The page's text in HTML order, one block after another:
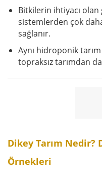
Bitkilerin ihtiyacı
sistemlerden çok
sağlanır.
Aynı hidroponik tarım
topraksız tarımdan
Dikey Tarım Nedir?
Örnekleri